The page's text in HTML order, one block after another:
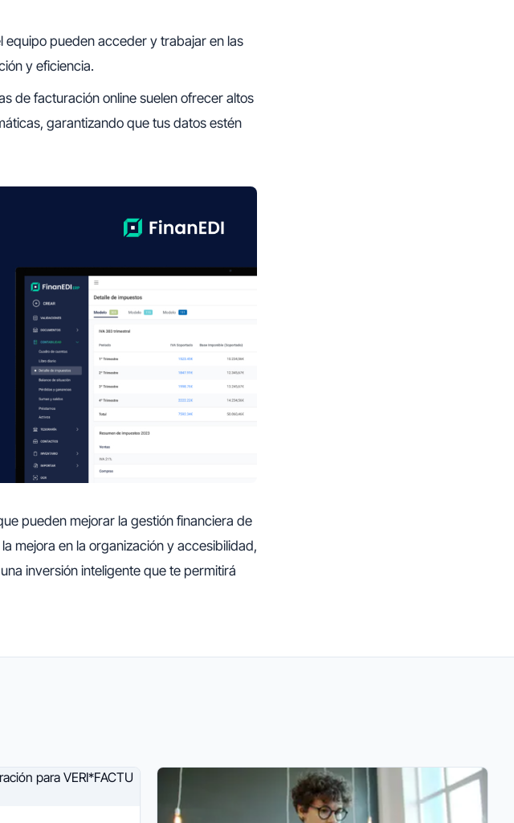
equipo pueden acceder y trabajar en las
y eficiencia.
de facturación online suelen ofrecer altos
garantizando que tus datos estén
pueden mejorar la gestión financiera de
mejora en la organización y accesibilidad,
inversión inteligente que te permitirá